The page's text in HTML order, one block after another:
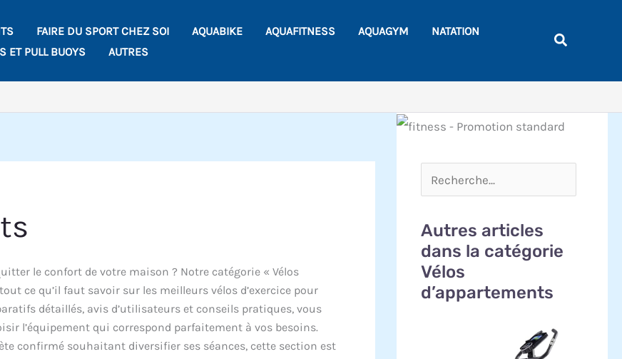
FAIRE DU SPORT CHEZ SOI AQUABIKE AQUAFITNESS AQUAGYM
NATATION
ET PULL BUOYS
AUTRES
le confort de votre maison ? Notre catégorie « Vélos
ce qu’il faut savoir sur les meilleurs vélos d’exercice pour
détaillés, avis d’utilisateurs et conseils pratiques, vous
l’équipement qui correspond parfaitement à vos besoins.
confirmé souhaitant diversifier ses séances, cette section est
Autres articles
dans la catégorie
Vélos
d’appartements